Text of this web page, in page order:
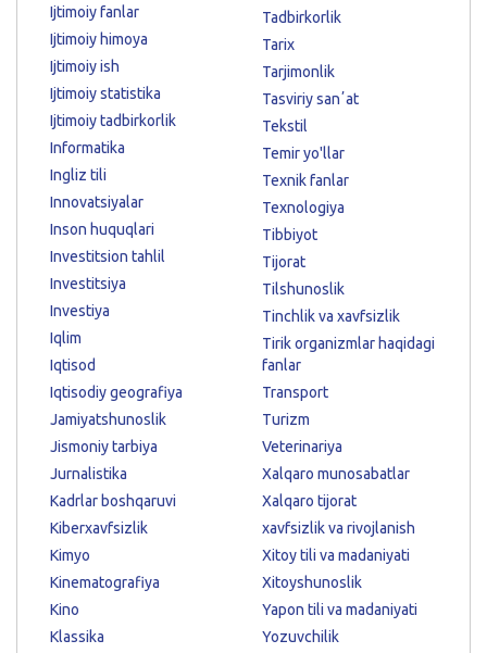
Ijtimoiy fanlar
Ijtimoiy himoya
Ijtimoiy ish
Ijtimoiy statistika
Ijtimoiy tadbirkorlik
Informatika
Ingliz tili
Innovatsiyalar
Inson huquqlari
Investitsion tahlil
Investitsiya
Investiya
Iqlim
Iqtisod
Iqtisodiy geografiya
Jamiyatshunoslik
Jismoniy tarbiya
Jurnalistika
Kadrlar boshqaruvi
Kiberxavfsizlik
Kimyo
Kinematografiya
Kino
Klassika
Tadbirkorlik
Tarix
Tarjimonlik
Tasviriy sanʼat
Tekstil
Temir yo'llar
Texnik fanlar
Texnologiya
Tibbiyot
Tijorat
Tilshunoslik
Tinchlik va xavfsizlik
Tirik organizmlar haqidagi
fanlar
Transport
Turizm
Veterinariya
Xalqaro munosabatlar
Xalqaro tijorat
xavfsizlik va rivojlanish
Xitoy tili va madaniyati
Xitoyshunoslik
Yapon tili va madaniyati
Yozuvchilik